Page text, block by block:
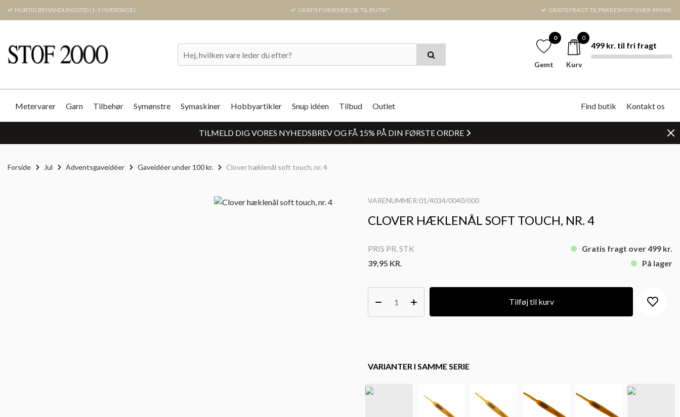
HURTIG BEHANDLINGSTID (1-3 HVERDAGE) GRATIS FORSENDELSE TIL BUTIK* GRATIS FRAGT TIL PAKKESHOP OVER 499 KR.
0
Gemt
0
Kurv
499 kr. til fri fragt
Metervarer Garn Tilbehør Symønstre Symaskiner Hobbyartikler Snup idéen Tilbud Outlet Find butik Kontakt os
TILMELD DIG VORES NYHEDSBREV OG FÅ 15% PÅ DIN FØRSTE ORDRE
Forside Jul Adventsgaveidéer Gaveidéer under 100 kr. Clover hæklenål soft touch, nr. 4
VARENUMMER:01/4034/0040/000
CLOVER HÆKLENÅL SOFT TOUCH, NR. 4
PRIS PR. STK
39,95 KR.
Gratis fragt over 499 kr.
På lager
Tilføj til kurv
VARIANTER I SAMME SERIE